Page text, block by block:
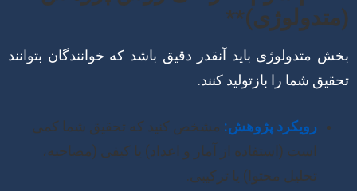
(متدولوژی)**
بخش متدولوژی باید آنقدر دقیق باشد که خوانندگان بتوانند
تحقیق شما را بازتولید کنند.
رویکرد پژوهش: مشخص کنید که تحقیق شما کمی
است (استفاده از آمار و اعداد) یا کیفی (مصاحبه،
تحلیل محتوا) یا ترکیبی.